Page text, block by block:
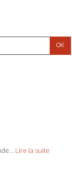
Lire la suite